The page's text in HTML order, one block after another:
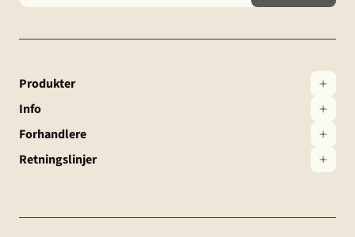
Produkter
Info
Forhandlere
Retningslinjer